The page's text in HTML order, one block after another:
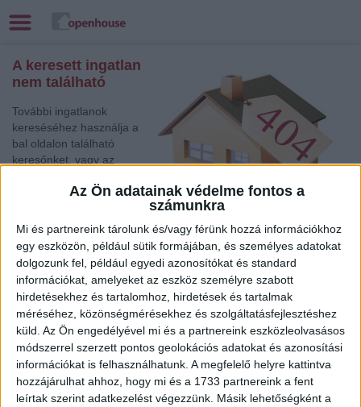
Az Ön adatainak védelme fontos a
számunkra
Mi és partnereink tárolunk és/vagy férünk hozzá információkhoz
egy eszközön, például sütik formájában, és személyes adatokat
dolgozunk fel, például egyedi azonosítókat és standard
információkat, amelyeket az eszköz személyre szabott
hirdetésekhez és tartalomhoz, hirdetések és tartalmak
méréséhez, közönségmérésekhez és szolgáltatásfejlesztéshez
küld. Az Ön engedélyével mi és a partnereink eszközleolvasásos
módszerrel szerzett pontos geolokációs adatokat és azonosítási
információkat is felhasználhatunk. A megfelelő helyre kattintva
hozzájárulhat ahhoz, hogy mi és a 1733 partnereink a fent
leírtak szerint adatkezelést végezzünk. Másik lehetőségként a
A keresett ingatlan
nem található
További ingatlanok
kereséséhez használja a
bal oldalon található
keresőnket, vagy az
Családi ház
Tata, Eladó Társasházi lakás, Családi ház
Sopron, Eladó Társasházi lakás
Békéscsaba, Eladó Családi ház
Balatonlelle, Eladó Családi ház
Sopron, Eladó Családi ház
Eger , Eladó Társasházi lakás
Budapest V. Ker., Eladó Társasházi lakás
Balatonfüred, Eladó Családi ház